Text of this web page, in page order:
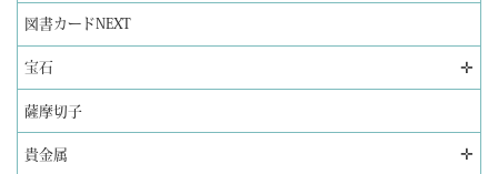
図書カードNEXT
宝石 ✛
薩摩切子
貴金属 ✛